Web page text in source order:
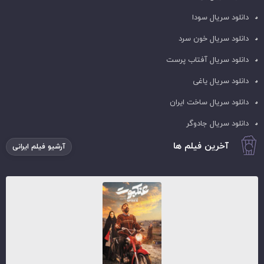
دانلود سریال سودا
دانلود سریال خون سرد
دانلود سریال آفتاب پرست
دانلود سریال یاغی
دانلود سریال ساخت ایران
دانلود سریال جادوگر
آخرین فیلم ها آرشیو فیلم ایرانی